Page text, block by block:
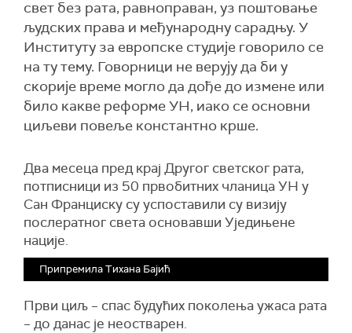
свет без рата, равноправан, уз поштовање
људских права и међународну сарадњу. У
Институту за европске студије говорило се
на ту тему. Говорници не верују да би у
скорије време могло да дође до измене или
било какве реформе УН, иако се основни
циљеви повеље константно крше.
Два месеца пред крај Другог светског рата,
потписници из 50 првобитних чланица УН у
Сан Франциску су успоставили су визију
послератног света основавши Уједињене
нације.
Припремила Тихана Бајић
Први циљ – спас будућих поколења ужаса рата
– до данас је неостварен.